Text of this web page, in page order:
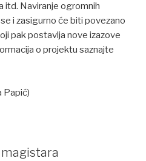
itd. Naviranje ogromnih
i zasigurno će biti povezano
pak postavlja nove izazove
o projektu saznajte
Papić)